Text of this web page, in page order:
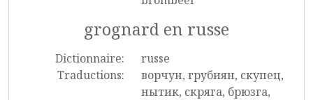
grognard en russe
Dictionnaire:
russe
Traductions:
ворчун, грубиян, скупец,
нытик, скряга, брюзга,